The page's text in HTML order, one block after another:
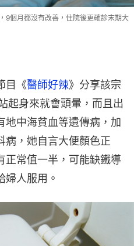
9個月都沒有改善，住院後更確診末期大
目《醫師好辣》分享該宗
起身來就會頭暈，而且出
地中海貧血等遺傳病，加
病，她自言大便顏色正
正常值一半，可能缺鐵導
婦人服用。